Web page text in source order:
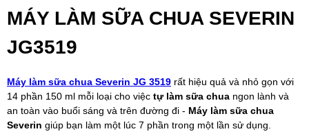
MÁY LÀM SỮA CHUA SEVERIN
JG3519
Máy làm sữa chua Severin JG 3519 rất hiệu quả và nhỏ gọn với
14 phần 150 ml mỗi loại cho việc tự làm sữa chua ngon lành và
an toàn vào buổi sáng và trên đường đi - Máy làm sữa chua
Severin giúp bạn làm một lúc 7 phần trong một lần sử dụng.